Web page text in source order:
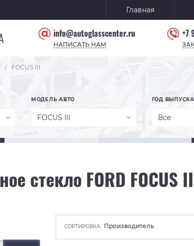
Главная
info@autoglasscenter.ru
НАПИСАТЬ НАМ
+7
/ FOCUS III
МОДЕЛЬ АВТО
FOCUS III
ГОД ВЫПУСКА
Все
стекло FORD FOCUS
СОРТИРОВКА: Производитель